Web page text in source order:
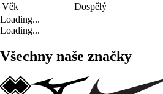
Věk
Dospělý
Loading...
Loading...
Všechny naše značky